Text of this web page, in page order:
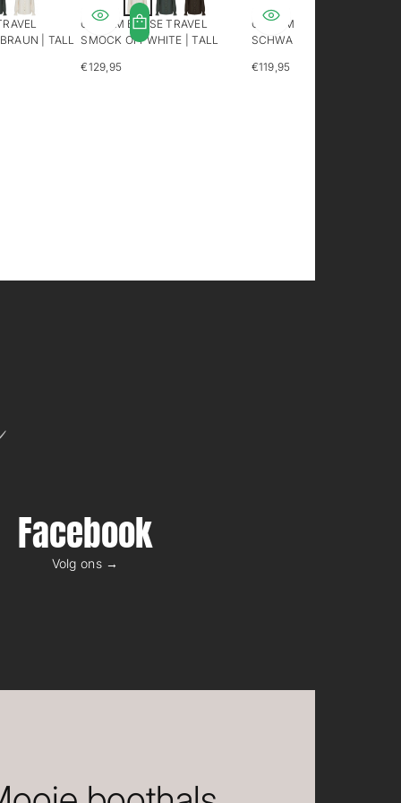
| TALL
ONLY-M BLUSE TRAVEL
SMOCK OFFWHITE | TALL
REGULÄRER
€129,95
ONLY-M BLUSE SPITZE
SCHWARZ | TALL
REGULÄRER
€119,95
Facebook
Volg ons →